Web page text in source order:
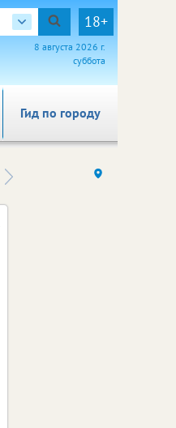
18+
8 августа 2026 г.
суббота
Гид по городу
Здоровье компаний (на